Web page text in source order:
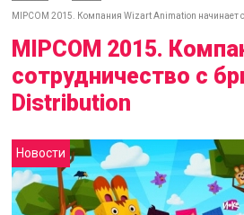
MIPCOM 2015. Компания Wizart Animation начинает
MIPCOM 2015.
сотрудничество с
Distribution
Новости